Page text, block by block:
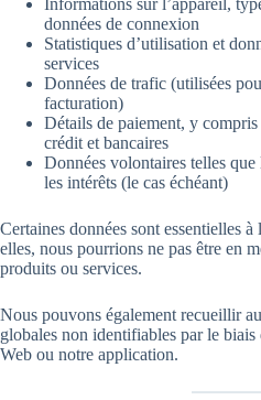
données de connexion
Statistiques d’utilisation et
services
Données de trafic (utilisées
facturation)
Détails de paiement, y
crédit et bancaires
Données volontaires telles que
les intérêts (le cas échéant)
Certaines données sont essentielles
elles, nous pourrions ne pas être en
produits ou services.
Nous pouvons également recueillir
globales non identifiables par le
Web ou notre application.